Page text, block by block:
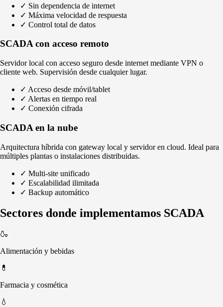
✓ Sin dependencia de internet
✓ Máxima velocidad de respuesta
✓ Control total de datos
SCADA con acceso remoto
Servidor local con acceso seguro desde internet mediante VPN o
cliente web. Supervisión desde cualquier lugar.
✓ Acceso desde móvil/tablet
✓ Alertas en tiempo real
✓ Conexión cifrada
SCADA en la nube
Arquitectura híbrida con gateway local y servidor en cloud. Ideal para
múltiples plantas o instalaciones distribuidas.
✓ Multi-site unificado
✓ Escalabilidad ilimitada
✓ Backup automático
Sectores donde implementamos SCADA
🍶
Alimentación y bebidas
💊
Farmacia y cosmética
💧